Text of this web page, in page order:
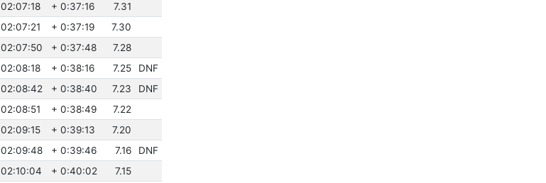
02:07:18 + 0:37:16
7.31
02:07:21 + 0:37:19
7.30
02:07:50 + 0:37:48
7.28
02:08:18 + 0:38:16 7.25
DNF
02:08:42 + 0:38:40 7.23
DNF
02:08:51 + 0:38:49
7.22
02:09:15 + 0:39:13
7.20
02:09:48 + 0:39:46 7.16
DNF
02:10:04 + 0:40:02
7.15